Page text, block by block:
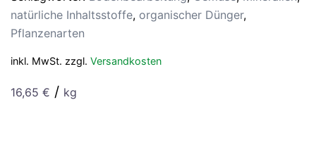
natürliche Inhaltsstoffe, organischer Dünger,
Pflanzenarten
inkl. MwSt. zzgl. Versandkosten
16,65 € / kg